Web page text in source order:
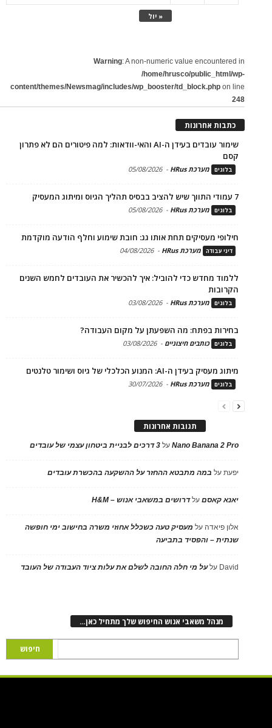
« יול
Warning: A non-numeric value encountered in
/home/hrusco/public_html/wp-
content/themes/Newsmag/includes/wp_booster/td_block.php on line
248
כתבות אחרונות
שימור עובדים בעידן ה-AI והאי-וודאות: למה פיטורים הם לא פתרון
קסם
בלוגים מערכת HRus -
05/08/2026
7 עמודי התווך שיש להציב בבסיס תהליך הגיוס ומיתוג המעסיק
בלוגים מערכת HRus -
05/08/2026
חילופי מעסיקים תחת אותו גג: חובת שימוע וחלף הודעה מוקדמת
דיני עבודה מערכת HRus -
04/08/2026
ללמוד מחדש כדי להוביל: איך להכשיר את העובדים לחמש השנים
הקרובות
בלוגים מערכת HRus -
03/08/2026
בחירות בפתח: מה השפעתן על מקום העבודה?
בלוגים כותבים חיצוניים -
03/08/2026
מיתוג מעסיק בעידן ה-AI: המנוע הכלכלי של גיוס ושימור טלנטים
בלוגים מערכת HRus -
30/07/2026
תגובות אחרונות
Nano Banana 2 Proעל 3 דרכים לבניית ביטחון עצמי של עובדים
יפעתעל במה מתבטא ההחזר על ההשקעה בהכשרת עובדים
יאנא קאסםעלדרושים במשאבי אנוש – H&M
אלון פיאדה על מעסיק טעה כשכלל אחוזי משרה בחישוב ימי חופשה
שנתית – והפסיד בתביעה
David עלעל מי חלה החובה לשלם את עלות ציוד העבודה של העובד
מנהל משאבי אנוש החיפוש שלך מתחיל כאן…